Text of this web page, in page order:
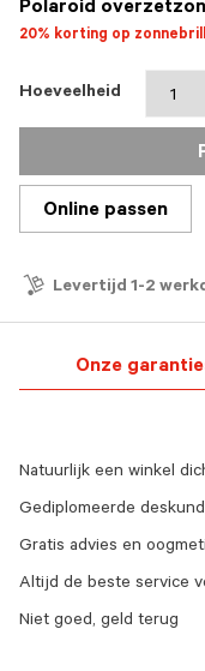
Polaroid
20% korting op
Hoeveelheid
Online passen
Levertijd 1-2
Onze
Natuurlijk een winkel
Gediplomeerde
Gratis advies en
Altijd de beste service
Niet goed, geld terug